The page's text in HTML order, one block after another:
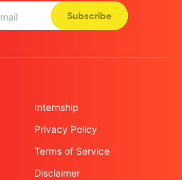
Subscribe
Internship
Privacy Policy
Terms of Service
Disclaimer